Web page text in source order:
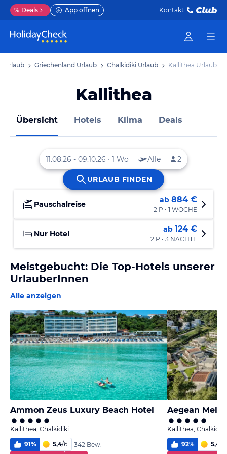
% Deals App öffnen Kontakt
Urlaub Griechenland Urlaub Chalkidiki Urlaub Kallithea Urlaub
Kallithea
Übersicht Hotels Klima Deals
Pauschalreise ab 884 €
2 P • 1 WOCHE
Nur Hotel ab 124 €
2 P • 3 NÄCHTE
Meistgebucht: Die Top-Hotels unserer
UrlauberInnen
Alle anzeigen
Ammon Zeus Luxury Beach Hotel
Kallithea, Chalkidiki
91% 5,4/6
342 Bew.
Kallithea, Chalkidiki
92% 5,4